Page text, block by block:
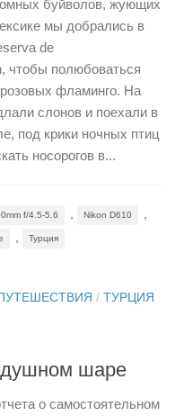
буйволов, жующих
мы добрались в
de
чтобы полюбоваться
фламинго. На
слонов и поехали в
под крики ночных птиц
носорогов в...
f/4.5-5.6 Nikon D610
Турция
/ ТУРЦИЯ
шаре
о самостоятельном